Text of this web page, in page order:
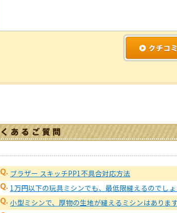
ブラザー スキッチPP1不具合対応方法
1万円以下の玩具ミシンでも、最低限縫えるのでしょ
小型ミシンで、厚物の生地が縫えるミシンはありま